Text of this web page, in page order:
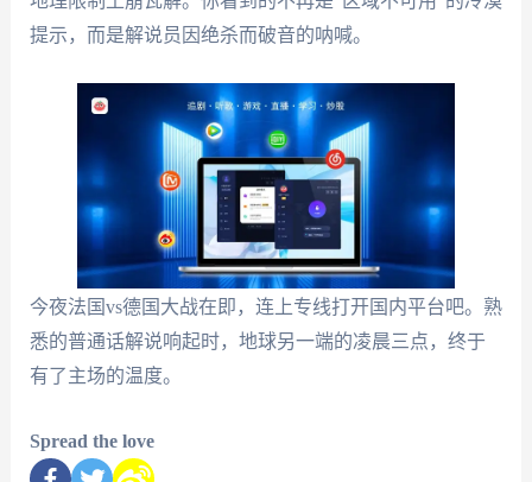
提示，而是解说员因绝杀而破音的呐喊。
今夜法国vs德国大战在即，连上专线打开国内平台吧。熟
悉的普通话解说响起时，地球另一端的凌晨三点，终于
有了主场的温度。
Spread the love